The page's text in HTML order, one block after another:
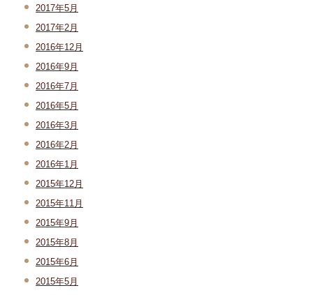
2017年5月
2017年2月
2016年12月
2016年9月
2016年7月
2016年5月
2016年3月
2016年2月
2016年1月
2015年12月
2015年11月
2015年9月
2015年8月
2015年6月
2015年5月